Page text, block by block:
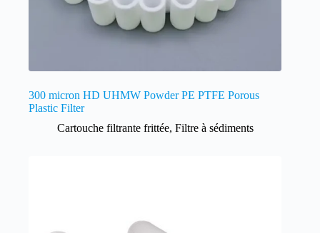
300 micron HD UHMW Powder PE PTFE Porous
Plastic Filter
Cartouche filtrante frittée, Filtre à sédiments